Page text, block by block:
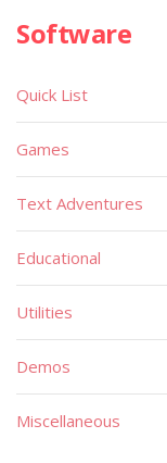
Software
Quick List
Games
Text Adventures
Educational
Utilities
Demos
Miscellaneous